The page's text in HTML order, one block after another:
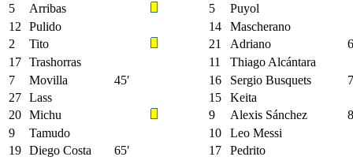
5
Arribas 5
Puyol
12
Pulido 14
Mascherano
2
Tito 21 Adriano
17 Trashorras 11
Thiago Alcántara
7
Movilla 45′ 16 Sergio Busquets
27 Lass 15
Keita
20 Michu 9 Alexis Sánchez
9
Tamudo 10
Leo Messi
19 Diego Costa 65′ 17 Pedrito